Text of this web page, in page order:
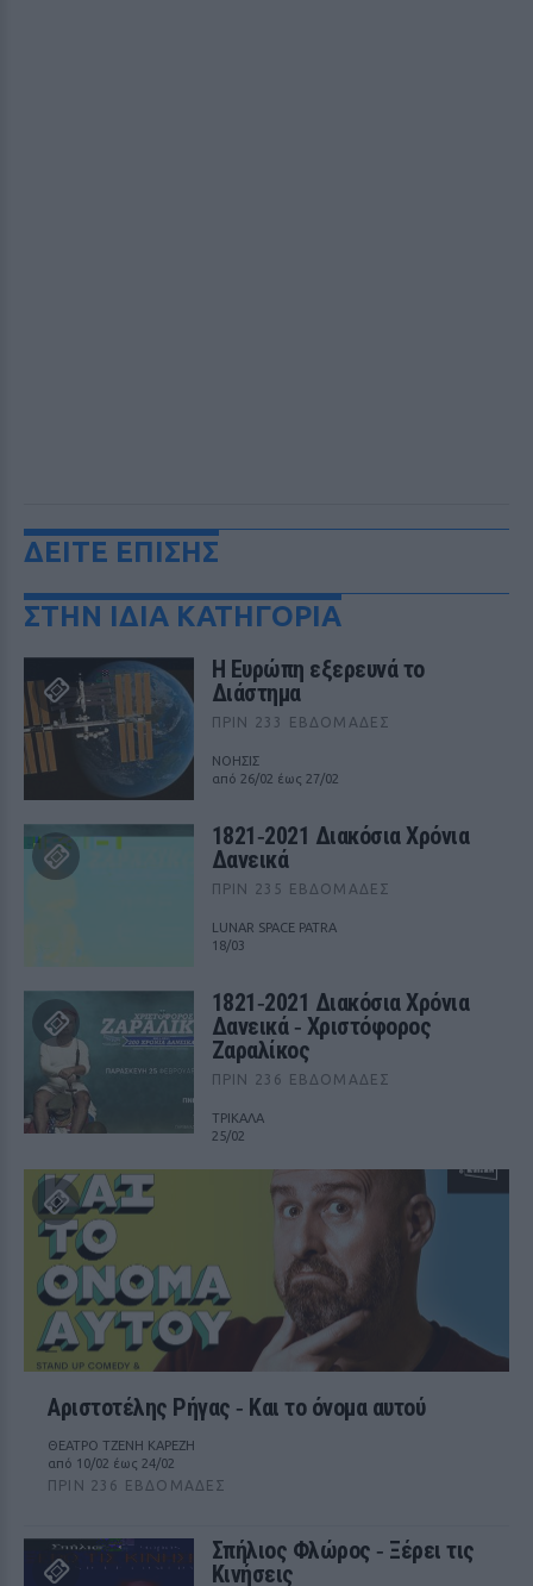
ΔΕΙΤΕ ΕΠΙΣΗΣ
ΣΤΗΝ ΙΔΙΑ ΚΑΤΗΓΟΡΙΑ
Η Ευρώπη εξερευνά το
Διάστημα
ΠΡΙΝ 233 ΕΒΔΟΜΆΔΕΣ
ΝΟΗΣΙΣ
από 26/02 έως 27/02
1821‑2021 Διακόσια Χρόνια
Δανεικά
ΠΡΙΝ 235 ΕΒΔΟΜΆΔΕΣ
LUNAR SPACE PATRA
18/03
1821‑2021 Διακόσια Χρόνια
Δανεικά ‑ Χριστόφορος
Ζαραλίκος
ΠΡΙΝ 236 ΕΒΔΟΜΆΔΕΣ
ΤΡΙΚΑΛΑ
25/02
Αριστοτέλης Ρήγας ‑ Kαι το όνομα αυτού
ΘΕΑΤΡΟ ΤΖΕΝΗ ΚΑΡΕΖΗ
από 10/02 έως 24/02
ΠΡΙΝ 236 ΕΒΔΟΜΆΔΕΣ
Σπήλιος Φλώρος ‑ Ξέρει τις
Κινήσεις